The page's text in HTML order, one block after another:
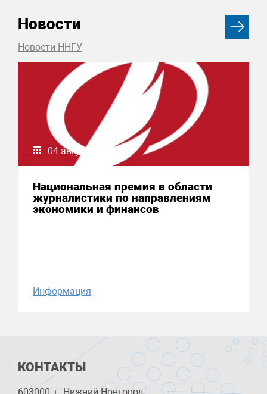
Новости
Новости ННГУ
04 августа 2026
Национальная премия в области
журналистики по направлениям
экономики и финансов
Информация
КОНТАКТЫ